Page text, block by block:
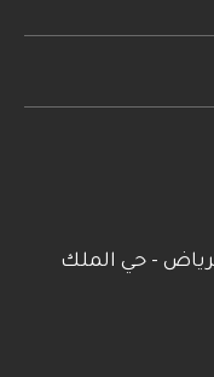
- حي الملك